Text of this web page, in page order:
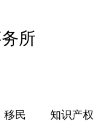
所
移民 知识产权